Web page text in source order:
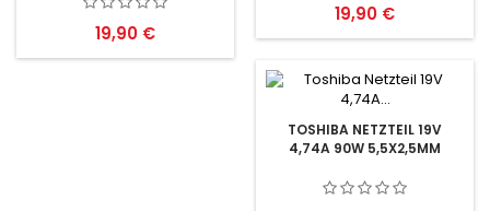
Preis
19,90 €
Preis
19,90 €
TOSHIBA NETZTEIL 19V
4,74A 90W 5,5X2,5MM